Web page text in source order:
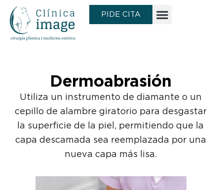
contenido
PIDE CITA
Dermoabrasión
Utiliza un instrumento de diamante o un
cepillo de alambre giratorio para desgastar
la superficie de la piel, permitiendo que la
capa descamada sea reemplazada por una
nueva capa más lisa.